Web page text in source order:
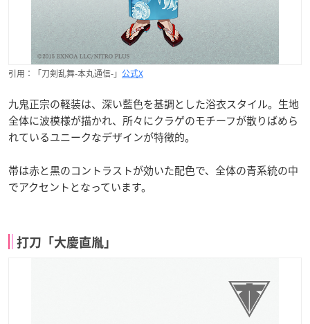
引用：「刀剣乱舞-本丸通信-」 公式X
九鬼正宗の軽装は、深い藍色を基調とした浴衣スタイル。生地
全体に波模様が描かれ、所々にクラゲのモチーフが散りばめら
れているユニークなデザインが特徴的。
帯は赤と黒のコントラストが効いた配色で、全体の青系統の中
でアクセントとなっています。
打刀「大慶直胤」